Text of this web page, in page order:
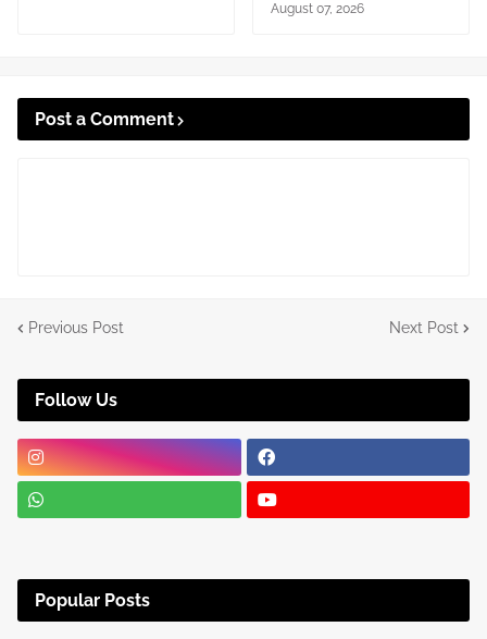
August 07, 2026
Post a Comment
Previous Post Next Post
Follow Us
Popular Posts